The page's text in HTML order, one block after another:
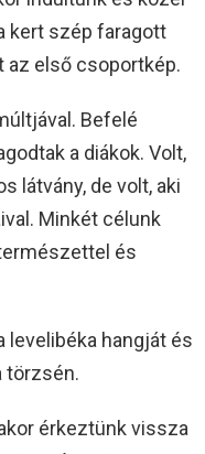
kert szép faragott
az első csoportkép.
Befelé
a diákok. Volt,
látvány, de volt, aki
Minkét célunk
és
levelibéka hangját és
törzsén.
érkeztünk vissza